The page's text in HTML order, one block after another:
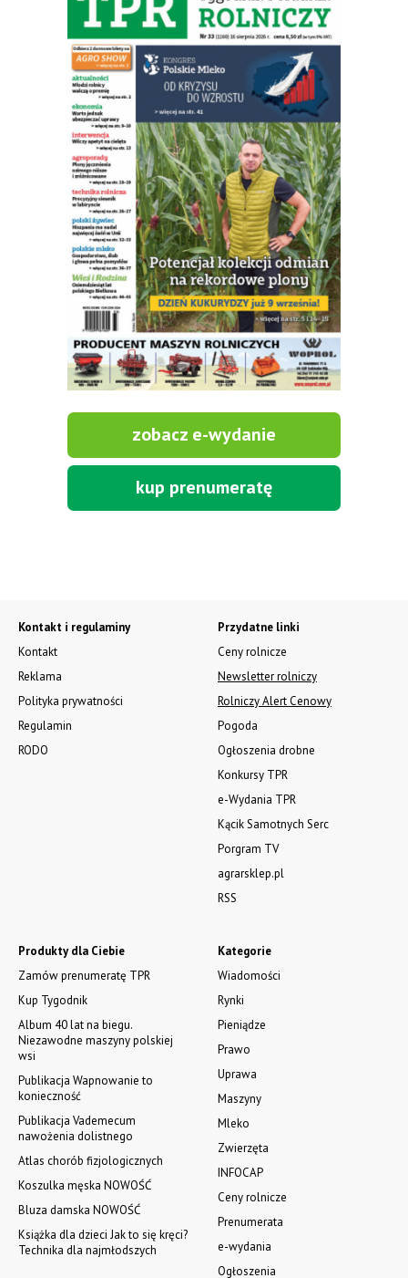
Remonty pionowych wozów paszowych wszystkich marek, noże
części zamienne, materiały eksploatacyjne. Serwis mobilny na
terenie całej Polski.
Tel.: 61 285 38 61, 603 626 688.
Nowa dmuchawa do zboża wydajność 30 i 60 t/h. Załadunek
Tel. 503 025 125. www.graintec.pl
Ładowarka SCHMIDT 4350AT. W ofercie ładowarki od 90 cm.
Sprzedaż części i serwis.
WSZYSTKIE OGŁOSZENIA